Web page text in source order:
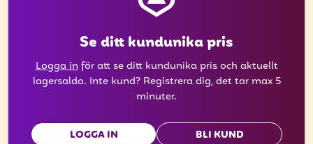
Se ditt kundunika pris
Logga inför att se ditt kundunika pris och aktuellt
lagersaldo. Inte kund? Registrera dig, det tar max 5
minuter.
LOGGA IN BLI KUND